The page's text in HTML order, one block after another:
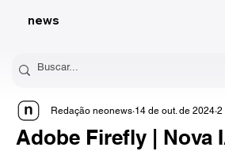
news
Adobe Firefly | Nova
Redação neonews 14 de out. de 2024 2